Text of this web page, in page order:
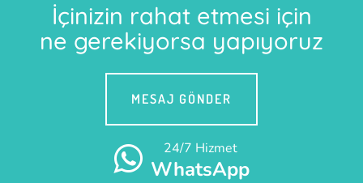
İçinizin rahat etmesi için
ne gerekiyorsa yapıyoruz
MESAJ GÖNDER
24/7 Hizmet
WhatsApp